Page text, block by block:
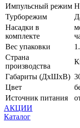
Импульсный режим
Турборежим
Насадки в
комплекте
Вес упаковки
Страна
производства
Габариты (ДхШхВ)
Цвет
Источник питания
АКЦИИ
Каталог